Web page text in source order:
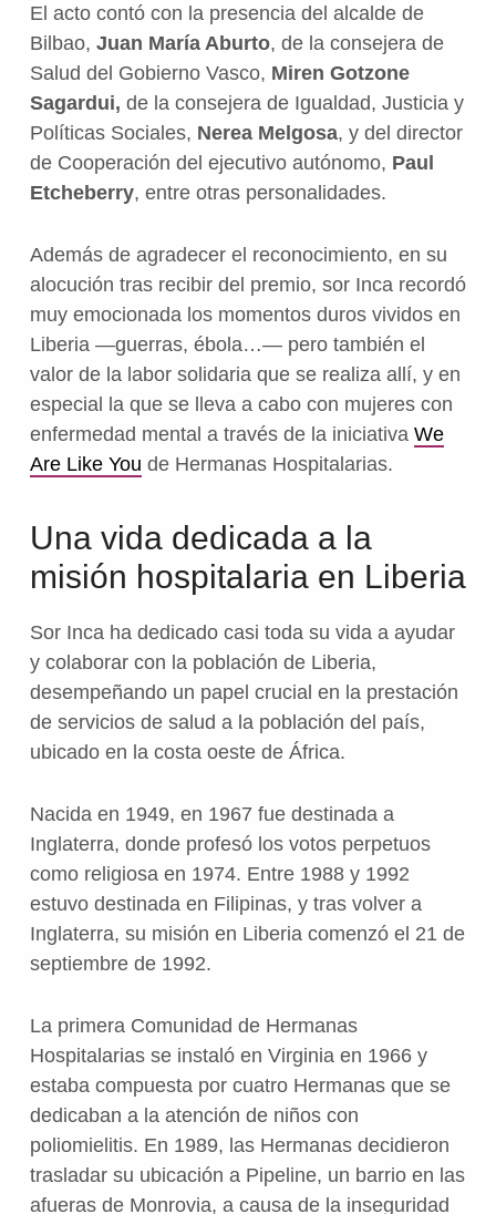
El acto contó con la presencia del alcalde de
Bilbao, Juan María Aburto, de la consejera de
Salud del Gobierno Vasco, Miren Gotzone
Sagardui, de la consejera de Igualdad, Justicia y
Políticas Sociales, Nerea Melgosa, y del director
de Cooperación del ejecutivo autónomo, Paul
Etcheberry, entre otras personalidades.
Además de agradecer el reconocimiento, en su
alocución tras recibir del premio, sor Inca recordó
muy emocionada los momentos duros vividos en
Liberia —guerras, ébola…— pero también el
valor de la labor solidaria que se realiza allí, y en
especial la que se lleva a cabo con mujeres con
enfermedad mental a través de la iniciativa We
Are Like You de Hermanas Hospitalarias.
Una vida dedicada a la
misión hospitalaria en Liberia
Sor Inca ha dedicado casi toda su vida a ayudar
y colaborar con la población de Liberia,
desempeñando un papel crucial en la prestación
de servicios de salud a la población del país,
ubicado en la costa oeste de África.
Nacida en 1949, en 1967 fue destinada a
Inglaterra, donde profesó los votos perpetuos
como religiosa en 1974. Entre 1988 y 1992
estuvo destinada en Filipinas, y tras volver a
Inglaterra, su misión en Liberia comenzó el 21 de
septiembre de 1992.
La primera Comunidad de Hermanas
Hospitalarias se instaló en Virginia en 1966 y
estaba compuesta por cuatro Hermanas que se
dedicaban a la atención de niños con
poliomielitis. En 1989, las Hermanas decidieron
trasladar su ubicación a Pipeline, un barrio en las
afueras de Monrovia, a causa de la inseguridad